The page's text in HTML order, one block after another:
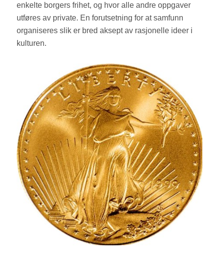
enkelte borgers frihet, og hvor alle andre oppgaver
utføres av private. En forutsetning for at samfunn
organiseres slik er bred aksept av rasjonelle ideer i
kulturen.